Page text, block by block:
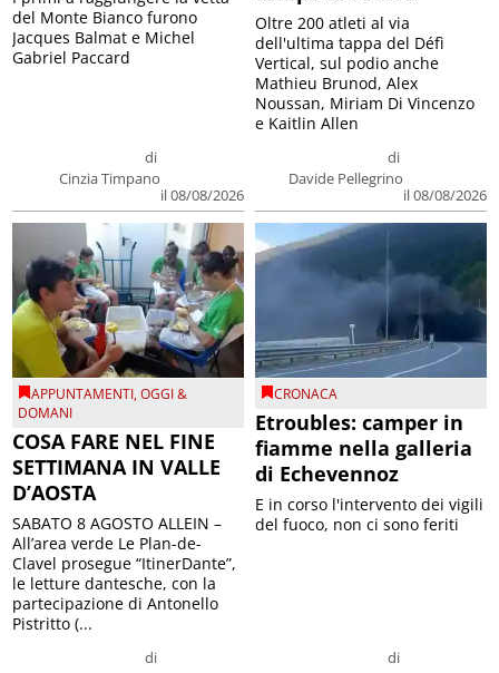
di
Cinzia Timpano
il 08/08/2026
del Monte Bianco furono
Jacques Balmat e Michel
Gabriel Paccard
di
Davide Pellegrino
il 08/08/2026
Oltre 200 atleti al via
dell'ultima tappa del Défì
Vertical, sul podio anche
Mathieu Brunod, Alex
Noussan, Miriam Di Vincenzo
e Kaitlin Allen
APPUNTAMENTI,OGGI &
DOMANI
COSA FARE NEL FINE
SETTIMANA IN VALLE
D’AOSTA
di
SABATO 8 AGOSTO ALLEIN –
All’area verde Le Plan-de-
Clavel prosegue “ItinerDante”,
le letture dantesche, con la
partecipazione di Antonello
Pistritto (...
CRONACA
Etroubles: camper in
fiamme nella galleria
di Echevennoz
di
E in corso l'intervento dei vigili
del fuoco, non ci sono feriti